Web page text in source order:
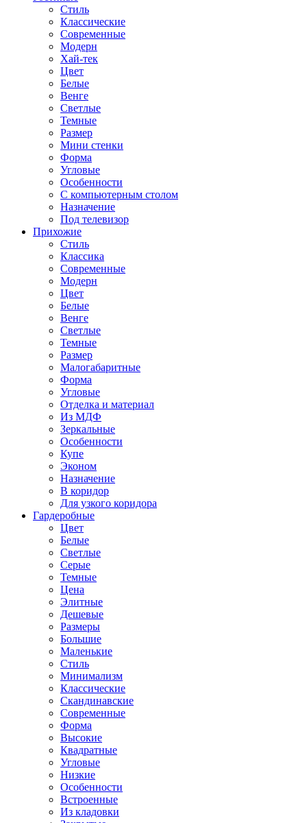
Стиль
Классические
Современные
Модерн
Хай-тек
Цвет
Белые
Венге
Светлые
Темные
Размер
Мини стенки
Форма
Угловые
Особенности
С компьютерным столом
Назначение
Под телевизор
Прихожие
Стиль
Классика
Современные
Модерн
Цвет
Белые
Венге
Светлые
Темные
Размер
Малогабаритные
Форма
Угловые
Отделка и материал
Из МДФ
Зеркальные
Особенности
Купе
Эконом
Назначение
В коридор
Для узкого коридора
Гардеробные
Цвет
Белые
Светлые
Серые
Темные
Цена
Элитные
Дешевые
Размеры
Большие
Маленькие
Стиль
Минимализм
Классические
Скандинавские
Современные
Форма
Высокие
Квадратные
Угловые
Низкие
Особенности
Встроенные
Из кладовки